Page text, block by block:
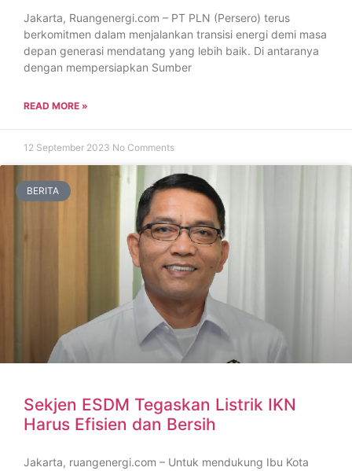
Jakarta, Ruangenergi.com – PT PLN (Persero) terus
berkomitmen dalam menjalankan transisi energi demi masa
depan generasi mendatang yang lebih baik. Di antaranya
dengan mempersiapkan Sumber
READ MORE »
12 September 2023 No Comments
BERITA
Sekjen ESDM Tegaskan Listrik IKN
Harus Efisien dan Bersih
Jakarta, ruangenergi.com – Untuk mendukung Ibu Kota